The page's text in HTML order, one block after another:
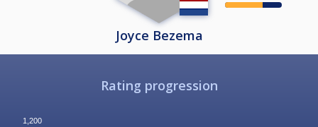
Joyce Bezema
Rating progression
1,200